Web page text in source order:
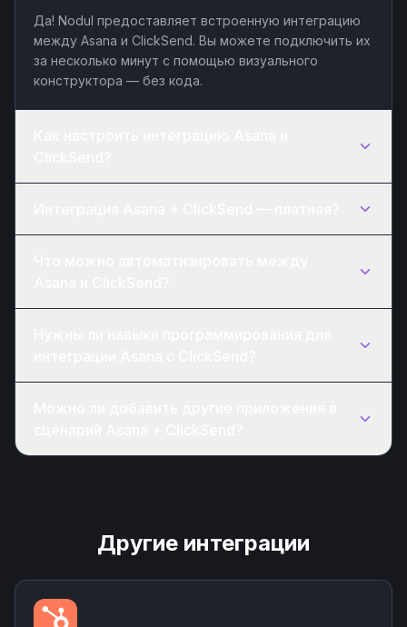
Да! Nodul предоставляет встроенную интеграцию
между Asana и ClickSend. Вы можете подключить их
за несколько минут с помощью визуального
конструктора — без кода.
Другие интеграции